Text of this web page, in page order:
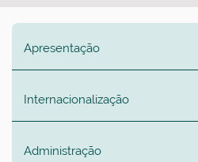
Apresentação
Internacionalização
Administração